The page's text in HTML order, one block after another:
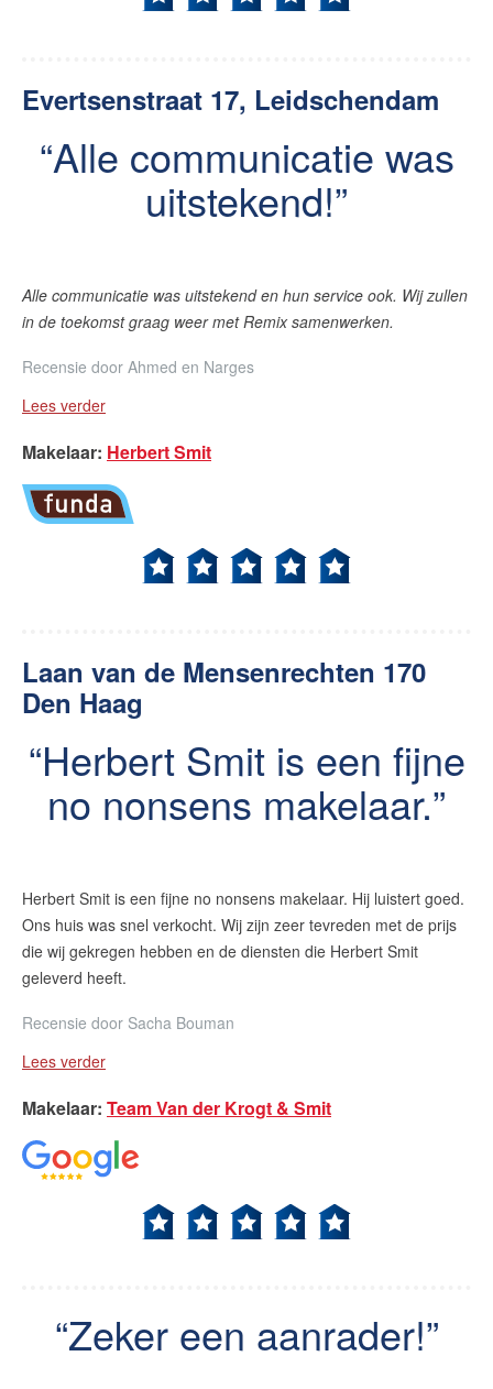
Evertsenstraat 17, Leidschendam
Alle communicatie was
uitstekend!
Alle communicatie was uitstekend en hun service ook. Wij zullen
in de toekomst graag weer met Remix samenwerken.
Recensie door Ahmed en Narges
Lees verder
Makelaar: Herbert Smit
Laan van de Mensenrechten 170
Den Haag
Herbert Smit is een fijne
no nonsens makelaar.
Herbert Smit is een fijne no nonsens makelaar. Hij luistert goed.
Ons huis was snel verkocht. Wij zijn zeer tevreden met de prijs
die wij gekregen hebben en de diensten die Herbert Smit
geleverd heeft.
Recensie door Sacha Bouman
Lees verder
Makelaar: Team Van der Krogt & Smit
Zeker een aanrader!